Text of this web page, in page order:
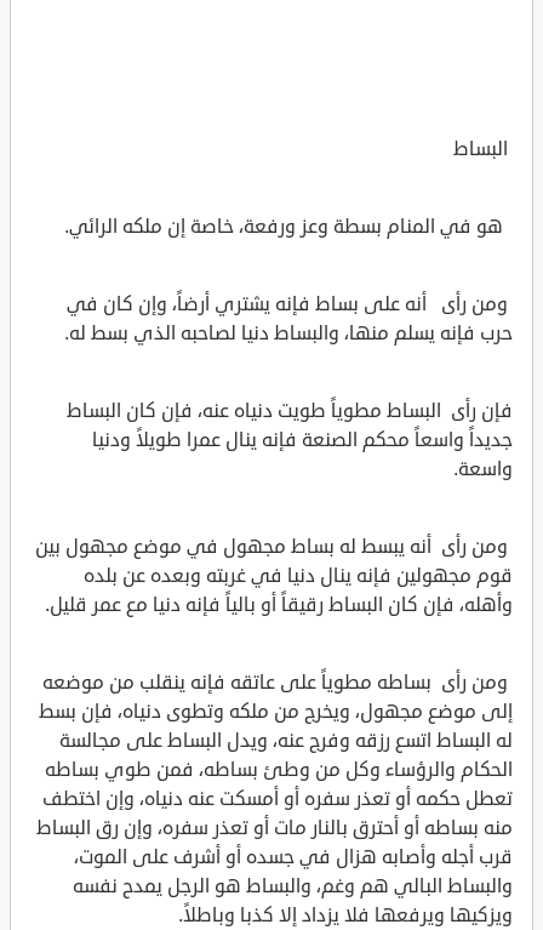
البساط
هو في المنام بسطة وعز ورفعة، خاصة إن ملكه الرائي.
ومن رأى أنه على بساط فإنه يشتري أرضاً، وإن كان في
حرب فإنه يسلم منها، والبساط دنيا لصاحبه الذي بسط له.
فإن رأى البساط مطوياً طويت دنياه عنه، فإن كان البساط
جديداً واسعاً محكم الصنعة فإنه ينال عمرا طويلاً ودنيا
واسعة.
ومن رأى أنه يبسط له بساط مجهول في موضع مجهول بين
قوم مجهولين فإنه ينال دنيا في غربته وبعده عن بلده
وأهله، فإن كان البساط رقيقاً أو بالياً فإنه دنيا مع عمر قليل.
ومن رأى بساطه مطوياً على عاتقه فإنه ينقلب من موضعه
إلى موضع مجهول، ويخرج من ملكه وتطوى دنياه، فإن بسط
له البساط اتسع رزقه وفرج عنه، ويدل البساط على مجالسة
الحكام والرؤساء وكل من وطئ بساطه، فمن طوي بساطه
تعطل حكمه أو تعذر سفره أو أمسكت عنه دنياه، وإن اختطف
منه بساطه أو أحترق بالنار مات أو تعذر سفره، وإن رق البساط
قرب أجله وأصابه هزال في جسده أو أشرف على الموت،
والبساط البالي هم وغم، والبساط هو الرجل يمدح نفسه
ويزكيها ويرفعها فلا يزداد إلا كذبا وباطلاً.